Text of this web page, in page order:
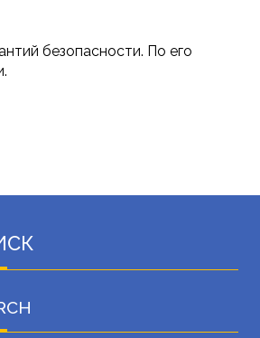
безопасности. По его